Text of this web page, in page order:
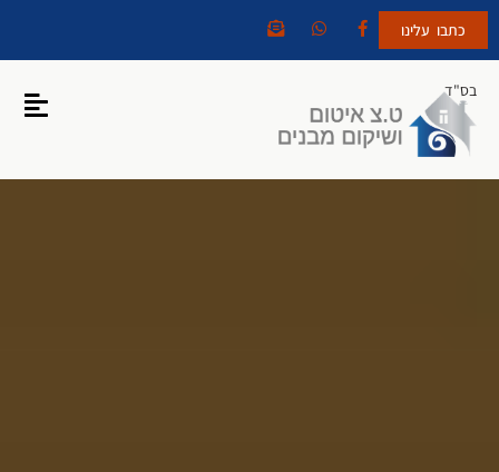
כתבו עלינו
בס"ד